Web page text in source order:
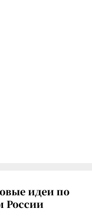
идеи по
России